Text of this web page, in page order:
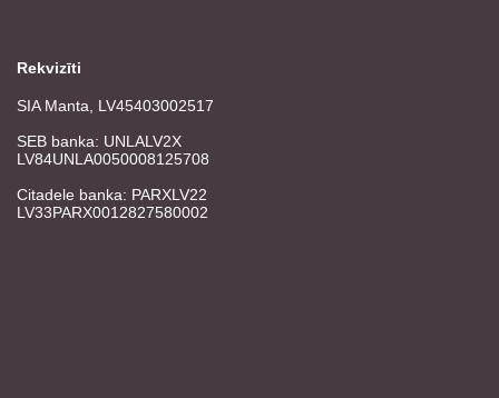
Rekvizīti
SIA Manta, LV45403002517
SEB banka: UNLALV2X
LV84UNLA0050008125708
Citadele banka: PARXLV22
LV33PARX0012827580002